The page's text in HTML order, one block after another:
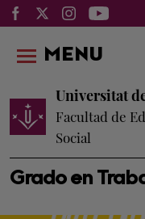
Grado en
Universitat
Facultad de
Social
MENU